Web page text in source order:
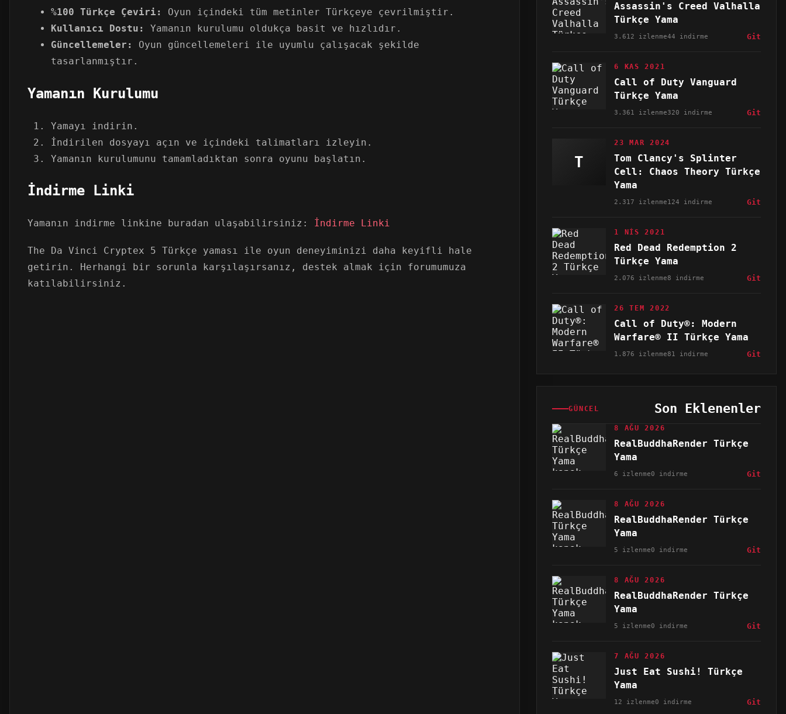
%100 Türkçe Çeviri:
Oyun içindeki tüm metinler Türkçeye çevrilmiştir.
Kullanıcı Dostu:
Yamanın kurulumu oldukça basit ve hızlıdır.
Güncellemeler:
Oyun güncellemeleri ile uyumlu çalışacak şekilde
tasarlanmıştır.
Yamanın Kurulumu
Yamayı indirin.
İndirilen dosyayı açın ve içindeki talimatları izleyin.
Yamanın kurulumunu tamamladıktan sonra oyunu başlatın.
İndirme Linki
Yamanın indirme linkine buradan ulaşabilirsiniz: İndirme Linki
The Da Vinci Cryptex 5 Türkçe yaması ile oyun deneyiminizi daha keyifli hale
getirin. Herhangi bir sorunla karşılaşırsanız, destek almak için forumumuza
katılabilirsiniz.
Assassin's Creed Valhalla
Türkçe Yama
3.612 izlenme44 indirme Git
6 KAS 2021
Call of Duty Vanguard
Türkçe Yama
3.361 izlenme320 indirme Git
T
23 MAR 2024
Tom Clancy's Splinter
Cell: Chaos Theory Türkçe
Yama
2.317 izlenme124 indirme Git
1 NIS 2021
Red Dead Redemption 2
Türkçe Yama
2.076 izlenme8 indirme Git
26 TEM 2022
Call of Duty®: Modern
Warfare® II Türkçe Yama
1.876 izlenme81 indirme Git
GÜNCEL Son Eklenenler
8 AĞU 2026
RealBuddhaRender Türkçe
Yama
6 izlenme0 indirme Git
8 AĞU 2026
RealBuddhaRender Türkçe
Yama
5 izlenme0 indirme Git
8 AĞU 2026
RealBuddhaRender Türkçe
Yama
5 izlenme0 indirme Git
7 AĞU 2026
Just Eat Sushi! Türkçe
Yama
12 izlenme0 indirme Git